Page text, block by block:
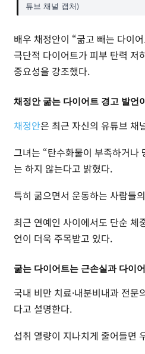
튜브 채널 캡처)
배우 채정안이 “굶고 빼는 다이
극단적 다이어트가 피부 탄력 저
중요성을 강조했다.
채정안 굶는 다이어트 경고 발언
채정안은 최근 자신의 유튜브 채
그녀는 “탄수화물이 부족하거나
는 하지 않는다고 밝혔다.
특히 굶으면서 운동하는 사람들
최근 연예인 사이에서도 단순 체
언이 더욱 주목받고 있다.
굶는 다이어트는 근손실과 다이
국내 비만 치료·내분비내과 전
다고 설명한다.
섭취 열량이 지나치게 줄어들면